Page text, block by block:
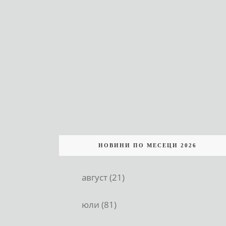
НОВИНИ ПО МЕСЕЦИ 2026
август (21)
юли (81)